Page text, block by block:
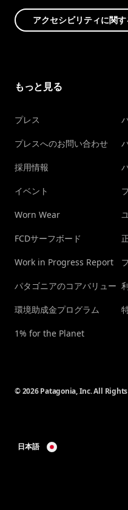
アクセシビリティに関
もっと見る
プレス
プレスへのお問い合わせ
採用情報
イベント
Worn Wear
FCDサーフボード
Work in Progress Report
パタゴニアのコアバリュー
環境助成金プログラム
1% for the Planet
© 2026 Patagonia, Inc. All
日本語